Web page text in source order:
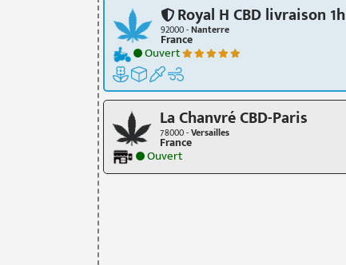
Royal H CBD livraison 1h
92000 -Nanterre
France
Ouvert
La Chanvré CBD-Paris
78000 -Versailles
France
Ouvert